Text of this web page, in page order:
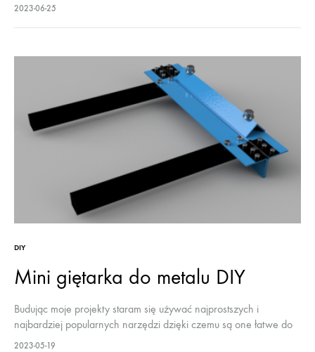
codziennie czynności jest trudna w automatyzacji chociaż
2023-06-25
DIY
Mini giętarka do metalu DIY
Budując moje projekty staram się używać najprostszych i
najbardziej popularnych narzędzi dzięki czemu są one łatwe do
stworzenia dla innych na całym świecie. Czasami zdarza się
2023-05-19